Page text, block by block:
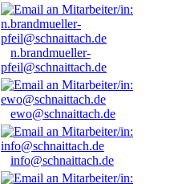
n.brandmueller-
pfeil@schnaittach.de
ewo@schnaittach.de
info@schnaittach.de